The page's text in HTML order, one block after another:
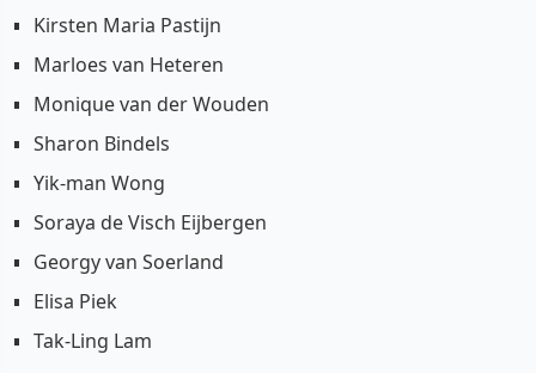
Kirsten Maria Pastijn
Marloes van Heteren
Monique van der Wouden
Sharon Bindels
Yik-man Wong
Soraya de Visch Eijbergen
Georgy van Soerland
Elisa Piek
Tak-Ling Lam